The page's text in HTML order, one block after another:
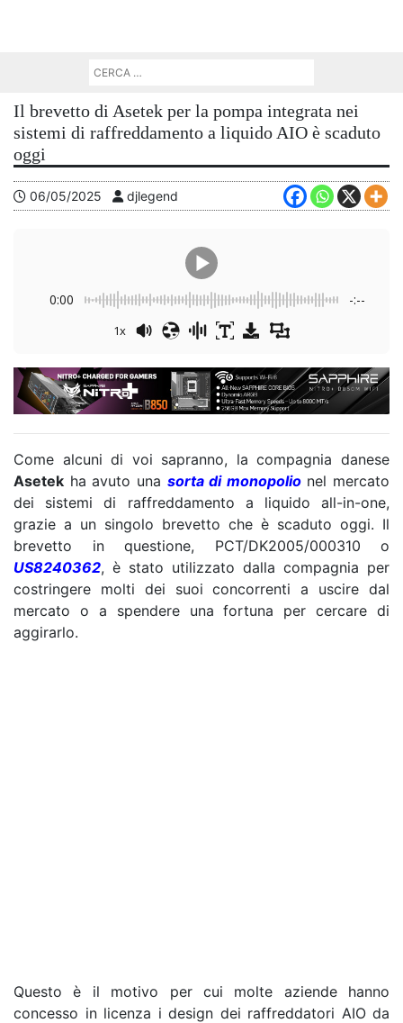
Il brevetto di Asetek per la pompa integrata nei
sistemi di raffreddamento a liquido AIO è scaduto
oggi
06/05/2025 djlegend
0:00 -:--
1x
Come alcuni di voi sapranno, la compagnia danese
Asetek ha avuto una sorta di monopolionel mercato
dei sistemi di raffreddamento a liquido all-in-one,
grazie a un singolo brevetto che è scaduto oggi. Il
brevetto in questione, PCT/DK2005/000310 o
US8240362, è stato utilizzato dalla compagnia per
costringere molti dei suoi concorrenti a uscire dal
mercato o a spendere una fortuna per cercare di
aggirarlo.
Questo è il motivo per cui molte aziende hanno
concesso in licenza i design dei raffreddatori AIO da